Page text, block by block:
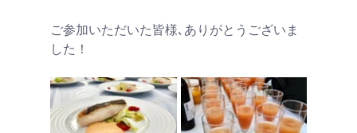
ご参加いただいた皆様､ありがとうございま
した！